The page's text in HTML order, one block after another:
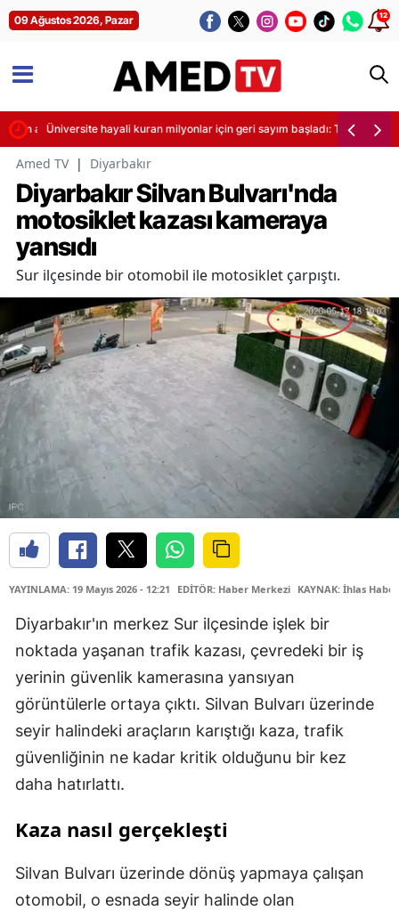
09 Ağustos 2026, Pazar 12
af resmen yürürlükte
Üniversite hayali kuran milyonlar için geri sayım başladı: Tercih
Amed TV | Diyarbakır
Diyarbakır Silvan Bulvarı'nda
motosiklet kazası kameraya
yansıdı
Sur ilçesinde bir otomobil ile motosiklet çarpıştı.
YAYINLAMA: 19 Mayıs 2026 - 12:21 EDİTÖR: Haber Merkezi KAYNAK: İhlas
Diyarbakır'ın merkez Sur ilçesinde işlek bir
noktada yaşanan trafik kazası, çevredeki bir iş
yerinin güvenlik kamerasına yansıyan
görüntülerle ortaya çıktı. Silvan Bulvarı üzerinde
seyir halindeki araçların karıştığı kaza, trafik
güvenliğinin ne kadar kritik olduğunu bir kez
daha hatırlattı.
Kaza nasıl gerçekleşti
Silvan Bulvarı üzerinde dönüş yapmaya çalışan
otomobil, o esnada seyir halinde olan